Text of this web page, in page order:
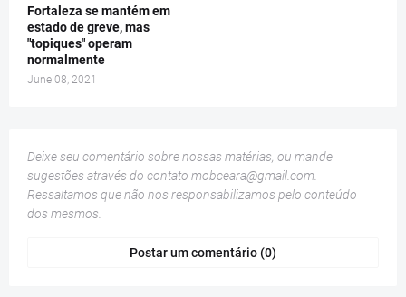
Fortaleza se mantém em
estado de greve, mas
"topiques" operam
normalmente
June 08, 2021
Deixe seu comentário sobre nossas matérias, ou mande
sugestões através do contato mobceara@gmail.com
Ressaltamos que não nos responsabilizamos pelo conteúdo
dos mesmos.
Postar um comentário (0)